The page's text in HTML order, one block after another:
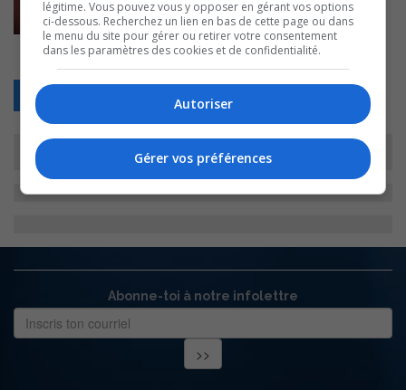
Abonne-toi à notre infolettre
légitime. Vous pouvez vous y opposer en gérant vos options
ci-dessous. Recherchez un lien en bas de cette page ou dans
le menu du site pour gérer ou retirer votre consentement
dans les paramètres des cookies et de confidentialité.
Autoriser
Gérer vos préférences